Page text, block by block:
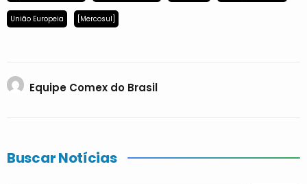
União Europeia [Mercosul]
Equipe Comex do Brasil
Buscar Notícias